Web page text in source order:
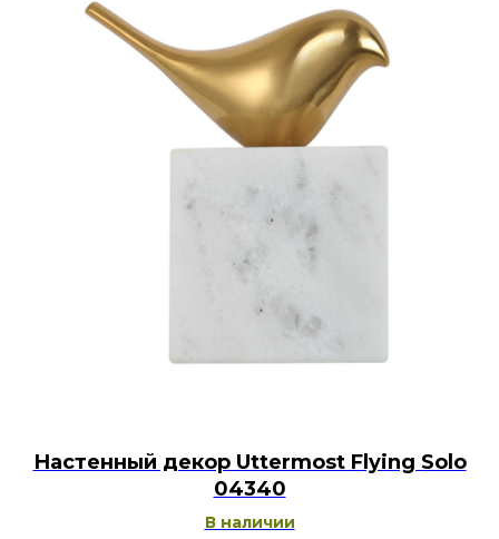
Настенный декор Uttermost Flying Solo
04340
В наличии